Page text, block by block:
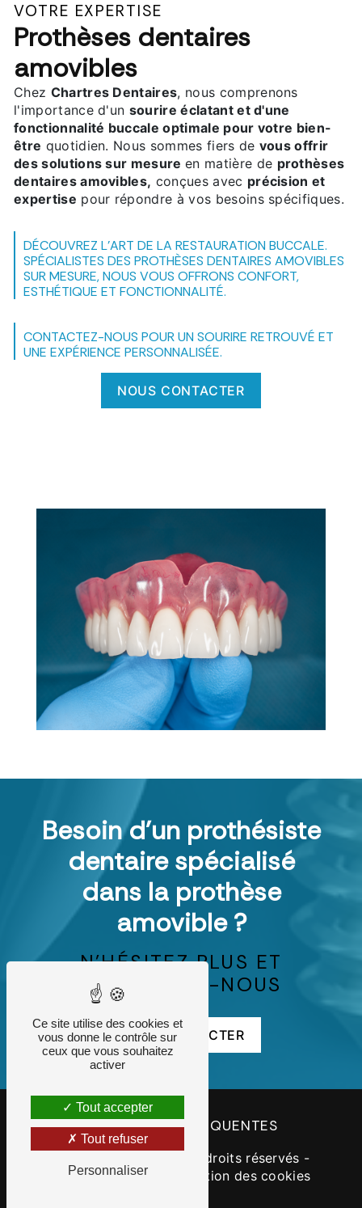
VOTRE EXPERTISE
Prothèses dentaires
amovibles
Chez Chartres Dentaires, nous comprenons
l'importance d'un sourire éclatant et d'une
fonctionnalité buccale optimale pour votre bien-
être quotidien. Nous sommes fiers de vous offrir
des solutions sur mesureen matière de prothèses
dentaires amovibles, conçues avec précision et
expertise pour répondre à vos besoins spécifiques.
DÉCOUVREZ L'ART DE LA RESTAURATION BUCCALE.
SPÉCIALISTES DES PROTHÈSES DENTAIRES AMOVIBLES
SUR MESURE, NOUS VOUS OFFRONS CONFORT,
ESTHÉTIQUE ET FONCTIONNALITÉ.
CONTACTEZ-NOUS POUR UN SOURIRE RETROUVÉ ET
UNE EXPÉRIENCE PERSONNALISÉE.
NOUS CONTACTER
Besoin d'un prothésiste
dentaire spécialisé
dans la prothèse
amovible ?
N'HÉSITEZ PLUS ET
CONTACTEZ-NOUS
NOUS CONTACTER
RECHERCHES FRÉQUENTES
- 2026 - Tous droits réservés -
Mentions légales
Gestion des cookies
Ce site utilise des cookies et
vous donne le contrôle sur
ceux que vous souhaitez
activer
Tout accepter
Tout refuser
Personnaliser